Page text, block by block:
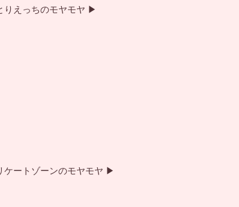
りえっちのモヤモヤ ▶
ケートゾーンのモヤモヤ ▶